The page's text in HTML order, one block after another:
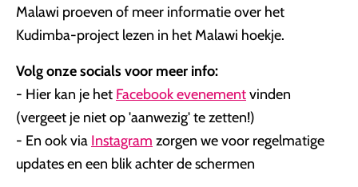
Malawi proeven of meer informatie over het
Kudimba-project lezen in het Malawi hoekje.
Volg onze socials voor meer info:
- Hier kan je het Facebook evenementvinden
(vergeet je niet op 'aanwezig' te zetten!)
- En ook via Instagram zorgen we voor regelmatige
updates en een blik achter de schermen